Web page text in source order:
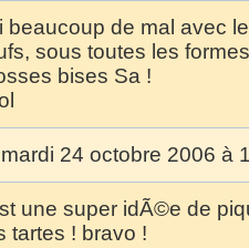
beaucoup de mal avec
sous toutes les
bises Sa !
24 octobre 2006 à
une super idÃ©e de
tartes ! bravo !